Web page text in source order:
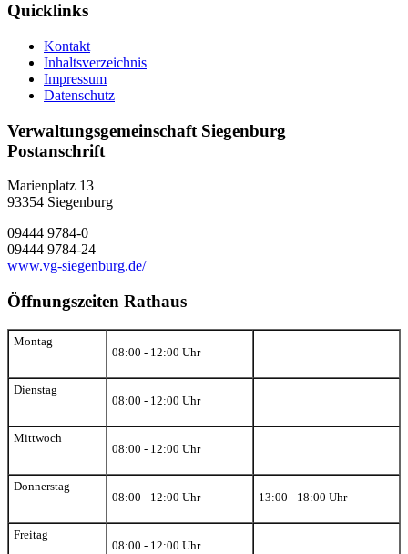
Quicklinks
Kontakt
Inhaltsverzeichnis
Impressum
Datenschutz
Verwaltungsgemeinschaft Siegenburg
Postanschrift
Marienplatz 13
93354 Siegenburg
09444 9784-0
09444 9784-24
www.vg-siegenburg.de/
Öffnungszeiten Rathaus
Montag
08:00 - 12:00 Uhr
Dienstag
08:00 - 12:00 Uhr
Mittwoch
08:00 - 12:00 Uhr
Donnerstag
08:00 - 12:00 Uhr
13:00 - 18:00 Uhr
Freitag
08:00 - 12:00 Uhr